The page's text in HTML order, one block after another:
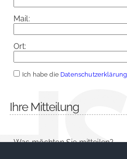
Mail:
Ort:
Ich habe die Datenschutzerklärung
Ihre Mitteilung
Was möchten Sie mitteilen?